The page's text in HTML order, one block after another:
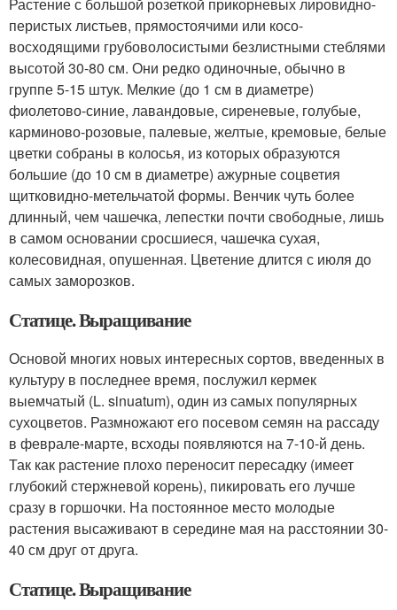
перистых листьев, прямостоячими или косо-
восходящими грубоволосистыми безлистными стеблями
высотой 30-80 см. Они редко одиночные, обычно в
группе 5-15 штук. Мелкие (до 1 см в диаметре)
фиолетово-синие, лавандовые, сиреневые, голубые,
карминово-розовые, палевые, желтые, кремовые, белые
цветки собраны в колосья, из которых образуются
большие (до 10 см в диаметре) ажурные соцветия
щитковидно-метельчатой формы. Венчик чуть более
длинный, чем чашечка, лепестки почти свободные, лишь
в самом основании сросшиеся, чашечка сухая,
колесовидная, опушенная. Цветение длится с июля до
самых заморозков.
Статице. Выращивание
Основой многих новых интересных сортов, введенных в
культуру в последнее время, послужил кермек
выемчатый (L. sinuatum), один из самых популярных
сухоцветов. Размножают его посевом семян на рассаду
в феврале-марте, всходы появляются на 7-10-й день.
Так как растение плохо переносит пересадку (имеет
глубокий стержневой корень), пикировать его лучше
сразу в горшочки. На постоянное место молодые
растения высаживают в середине мая на расстоянии 30-
40 см друг от друга.
Статице. Выращивание